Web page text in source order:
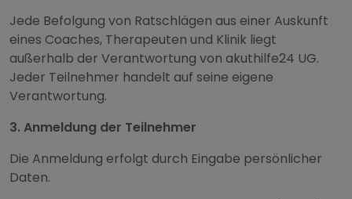
Jede Befolgung von Ratschlägen aus einer Auskunft
eines Coaches, Therapeuten und Klinik liegt
außerhalb der Verantwortung von akuthilfe24 UG.
Jeder Teilnehmer handelt auf seine eigene
Verantwortung.
3. Anmeldung der Teilnehmer
Die Anmeldung erfolgt durch Eingabe persönlicher
Daten.